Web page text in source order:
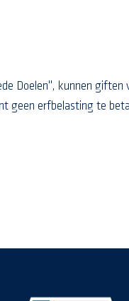
Doelen", kunnen
geen erfbelasting te